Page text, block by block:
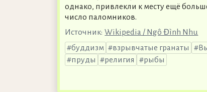
однако, привлекли к месту ещё
число паломников.
Источник: Wikipedia / Ngô Đình Nhu
буддизм
взрывчатые гранаты
пруды
религия рыбы